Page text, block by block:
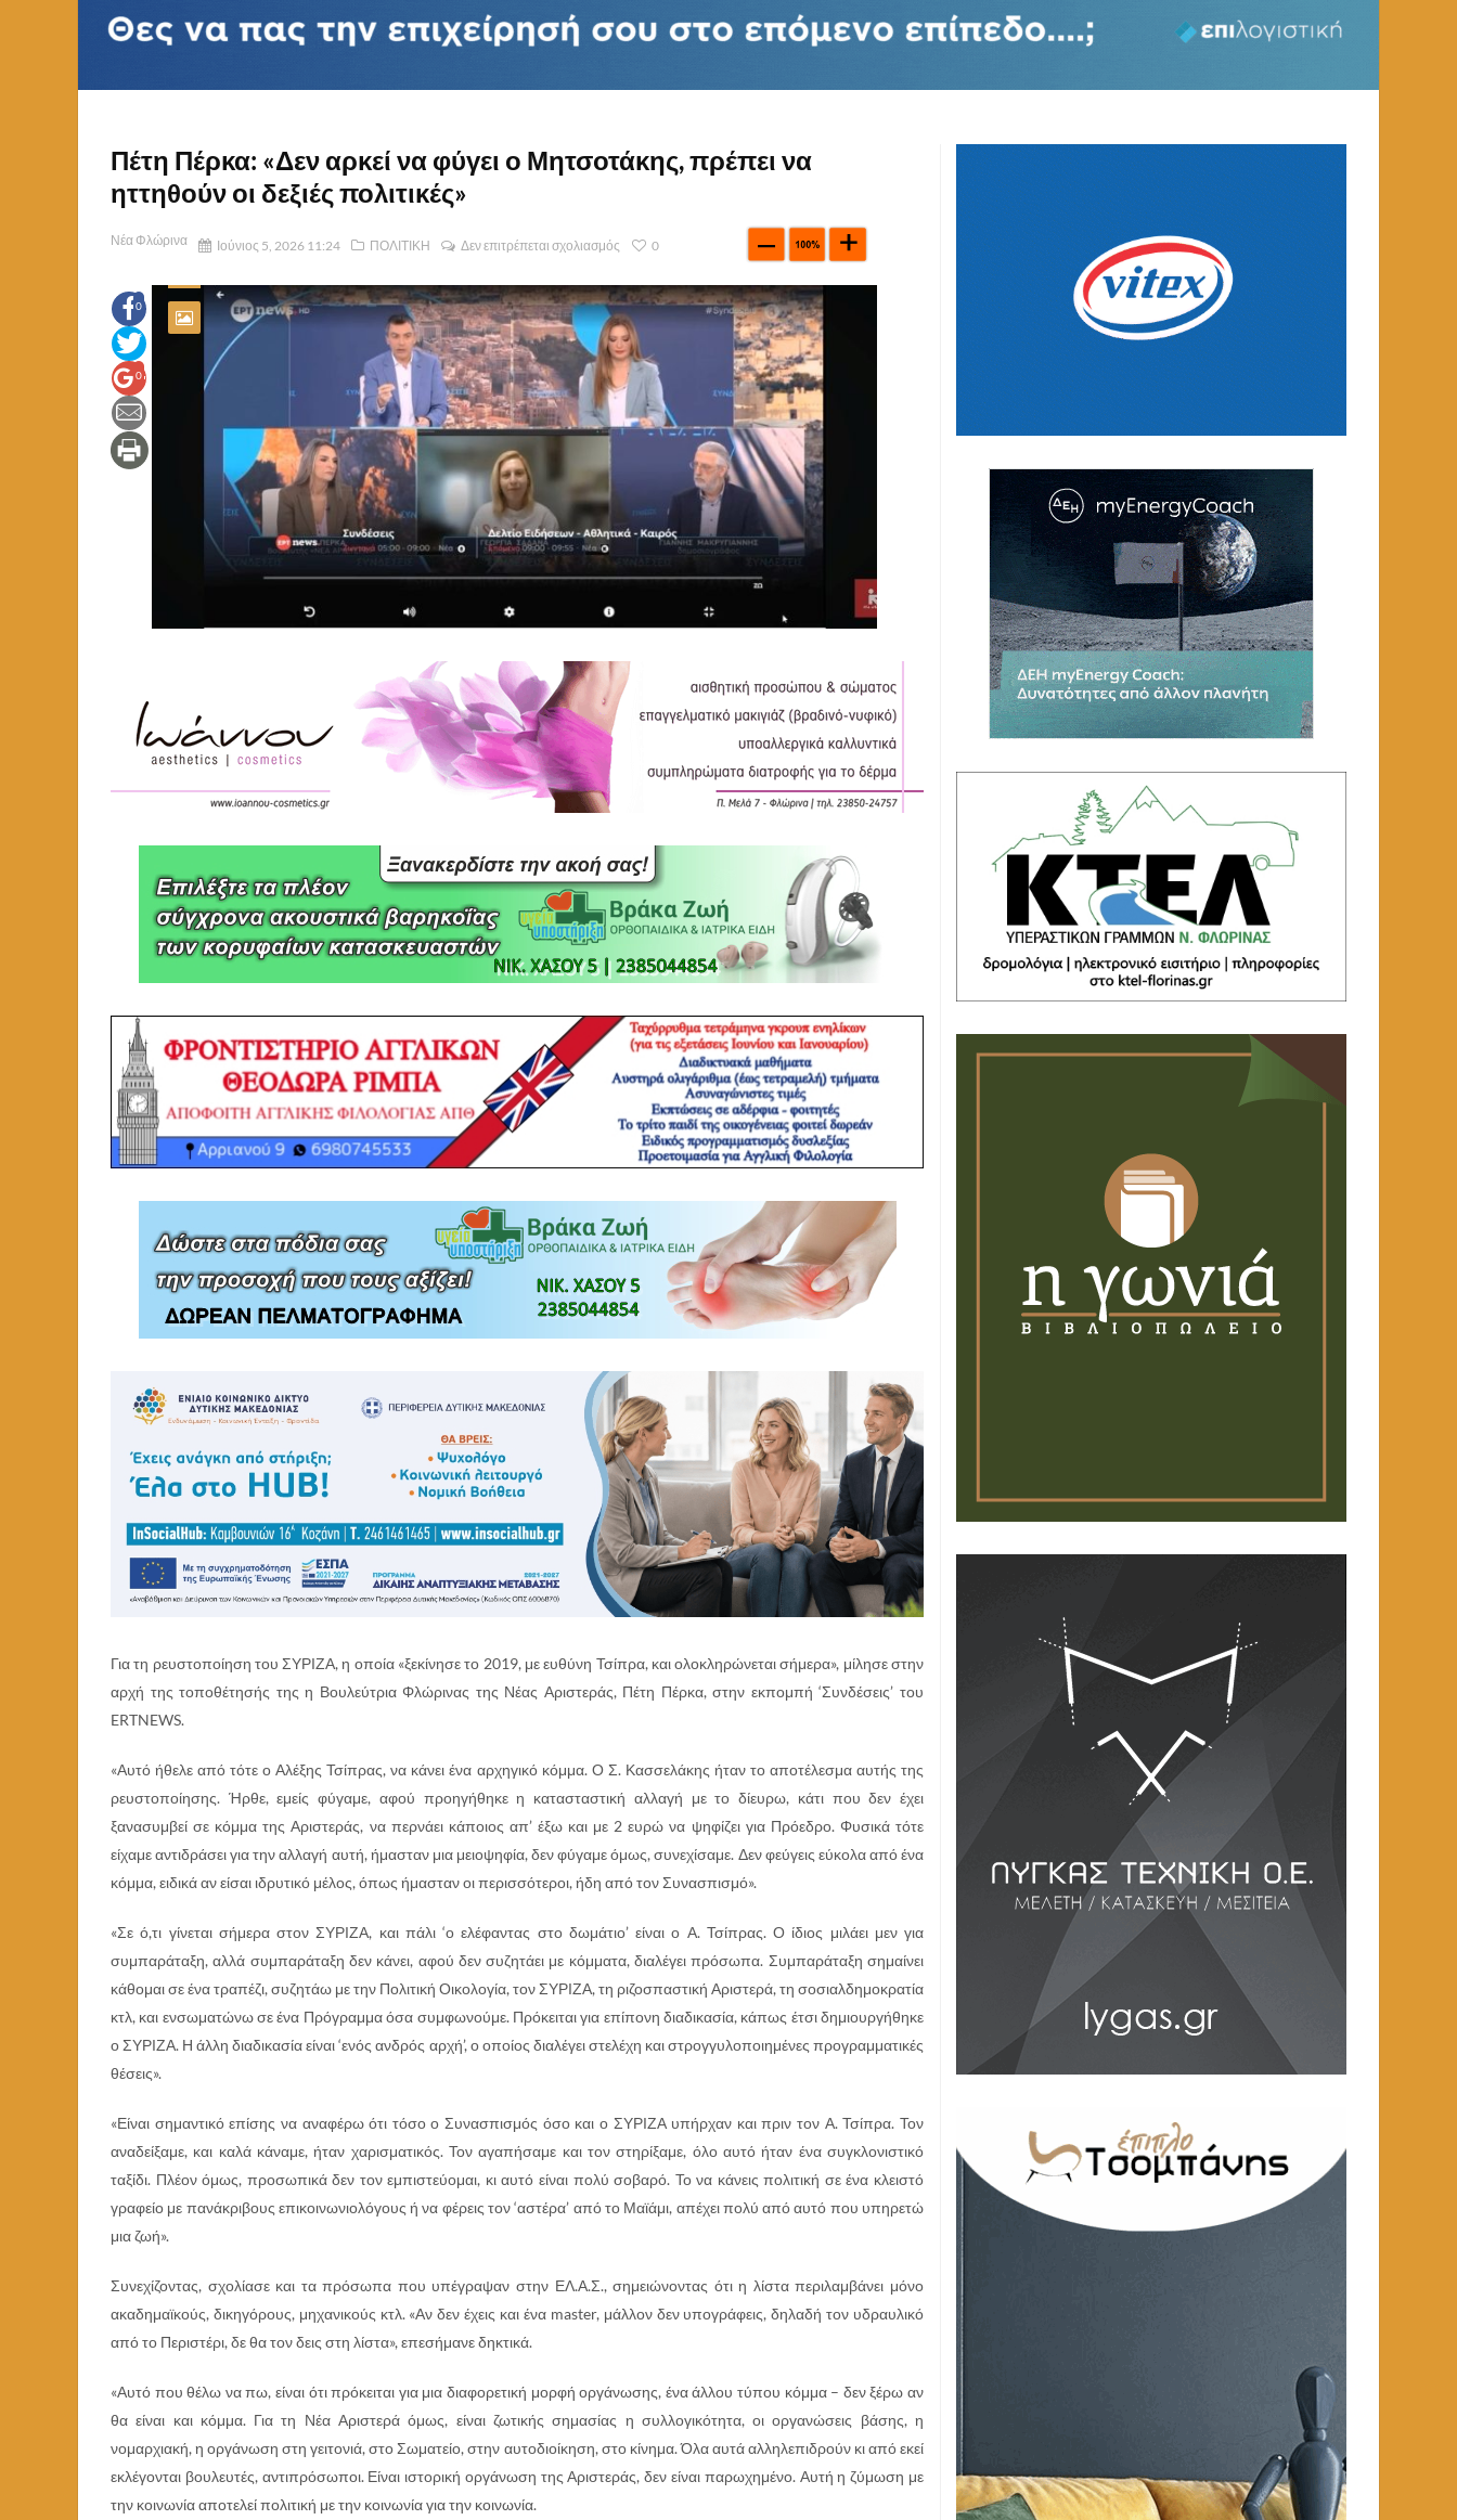
Πέτη Πέρκα: «Δεν αρκεί να φύγει ο Μητσοτάκης, πρέπει να
ηττηθούν οι δεξιές πολιτικές»
Νέα Φλώρινα Ιούνιος 5, 2026 11:24 ΠΟΛΙΤΙΚΗ Δεν επιτρέπεται σχολιασμός 0
0
0
Για τη ρευστοποίηση του ΣΥΡΙΖΑ, η οποία «ξεκίνησε το 2019, με ευθύνη Τσίπρα, και ολοκληρώνεται σήμερα», μίλησε στην
αρχή της τοποθέτησής της η Βουλεύτρια Φλώρινας της Νέας Αριστεράς, Πέτη Πέρκα, στην εκπομπή ‘Συνδέσεις’ του
ERTNEWS.
«Αυτό ήθελε από τότε ο Αλέξης Τσίπρας, να κάνει ένα αρχηγικό κόμμα. Ο Σ. Κασσελάκης ήταν το αποτέλεσμα αυτής της
ρευστοποίησης. Ήρθε, εμείς φύγαμε, αφού προηγήθηκε η κατασταστική αλλαγή με το δίευρω, κάτι που δεν έχει
ξανασυμβεί σε κόμμα της Αριστεράς, να περνάει κάποιος απ’ έξω και με 2 ευρώ να ψηφίζει για Πρόεδρο. Φυσικά τότε
είχαμε αντιδράσει για την αλλαγή αυτή, ήμασταν μια μειοψηφία, δεν φύγαμε όμως, συνεχίσαμε. Δεν φεύγεις εύκολα από ένα
κόμμα, ειδικά αν είσαι ιδρυτικό μέλος, όπως ήμασταν οι περισσότεροι, ήδη από τον Συνασπισμό».
«Σε ό,τι γίνεται σήμερα στον ΣΥΡΙΖΑ, και πάλι ‘ο ελέφαντας στο δωμάτιο’ είναι ο Α. Τσίπρας. Ο ίδιος μιλάει μεν για
συμπαράταξη, αλλά συμπαράταξη δεν κάνει, αφού δεν συζητάει με κόμματα, διαλέγει πρόσωπα. Συμπαράταξη σημαίνει
κάθομαι σε ένα τραπέζι, συζητάω με την Πολιτική Οικολογία, τον ΣΥΡΙΖΑ, τη ριζοσπαστική Αριστερά, τη σοσιαλδημοκρατία
κτλ, και ενσωματώνω σε ένα Πρόγραμμα όσα συμφωνούμε. Πρόκειται για επίπονη διαδικασία, κάπως έτσι δημιουργήθηκε
ο ΣΥΡΙΖΑ. Η άλλη διαδικασία είναι ‘ενός ανδρός αρχή’, ο οποίος διαλέγει στελέχη και στρογγυλοποιημένες προγραμματικές
θέσεις».
«Είναι σημαντικό επίσης να αναφέρω ότι τόσο ο Συνασπισμός όσο και ο ΣΥΡΙΖΑ υπήρχαν και πριν τον Α. Τσίπρα. Τον
αναδείξαμε, και καλά κάναμε, ήταν χαρισματικός. Τον αγαπήσαμε και τον στηρίξαμε, όλο αυτό ήταν ένα συγκλονιστικό
ταξίδι. Πλέον όμως, προσωπικά δεν τον εμπιστεύομαι, κι αυτό είναι πολύ σοβαρό. Το να κάνεις πολιτική σε ένα κλειστό
γραφείο με πανάκριβους επικοινωνιολόγους ή να φέρεις τον ‘αστέρα’ από το Μαϊάμι, απέχει πολύ από αυτό που υπηρετώ
μια ζωή».
Συνεχίζοντας, σχολίασε και τα πρόσωπα που υπέγραψαν στην ΕΛ.Α.Σ., σημειώνοντας ότι η λίστα περιλαμβάνει μόνο
ακαδημαϊκούς, δικηγόρους, μηχανικούς κτλ. «Αν δεν έχεις και ένα master, μάλλον δεν υπογράφεις, δηλαδή τον υδραυλικό
από το Περιστέρι, δε θα τον δεις στη λίστα», επεσήμανε δηκτικά.
«Αυτό που θέλω να πω, είναι ότι πρόκειται για μια διαφορετική μορφή οργάνωσης, ένα άλλου τύπου κόμμα – δεν ξέρω αν
θα είναι και κόμμα. Για τη Νέα Αριστερά όμως, είναι ζωτικής σημασίας η συλλογικότητα, οι οργανώσεις βάσης, η
νομαρχιακή, η οργάνωση στη γειτονιά, στο Σωματείο, στην αυτοδιοίκηση, στο κίνημα. Όλα αυτά αλληλεπιδρούν κι από εκεί
εκλέγονται βουλευτές, αντιπρόσωποι. Είναι ιστορική οργάνωση της Αριστεράς, δεν είναι παρωχημένο. Αυτή η ζύμωση με
την κοινωνία αποτελεί πολιτική με την κοινωνία για την κοινωνία.